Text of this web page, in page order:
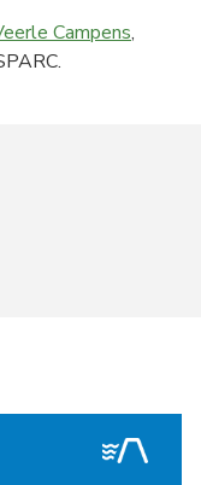
Campens,